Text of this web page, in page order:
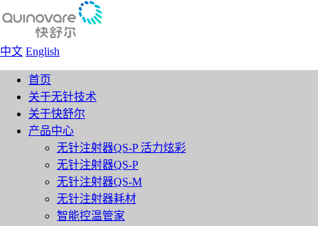
中文 English
首页
关于无针技术
关于快舒尔
产品中心
无针注射器QS-P 活力炫彩
无针注射器QS-P
无针注射器QS-M
无针注射器耗材
智能控温管家